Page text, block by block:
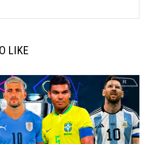
LIKE